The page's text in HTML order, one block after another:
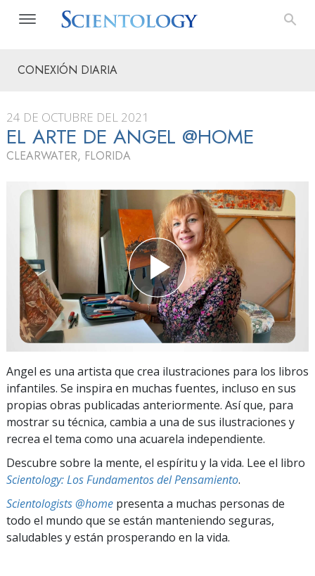
CONEXIÓN DIARIA
24 DE OCTUBRE DEL 2021
EL ARTE DE ANGEL @HOME
CLEARWATER, FLORIDA
Angel es una artista que crea ilustraciones para los libros
infantiles. Se inspira en muchas fuentes, incluso en sus
propias obras publicadas anteriormente. Así que, para
mostrar su técnica, cambia a una de sus ilustraciones y
recrea el tema como una acuarela independiente.
Descubre sobre la mente, el espíritu y la vida. Lee el libro
Scientology: Los Fundamentos del Pensamiento.
Scientologists @home presenta a muchas personas de
todo el mundo que se están manteniendo seguras,
saludables y están prosperando en la vida.